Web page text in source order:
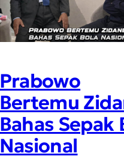
Prabowo
Bertemu
Bahas Sepak
Nasional